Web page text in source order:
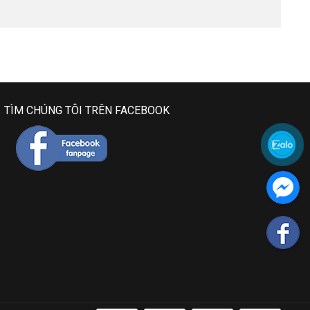
TÌM CHÚNG TÔI TRÊN FACEBOOK